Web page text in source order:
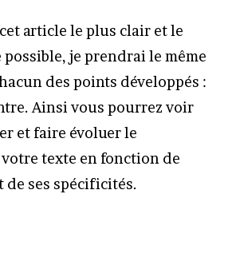
article le plus clair et le
je prendrai le même
des points développés :
Ainsi vous pourrez voir
et faire évoluer le
texte en fonction de
ses spécificités.